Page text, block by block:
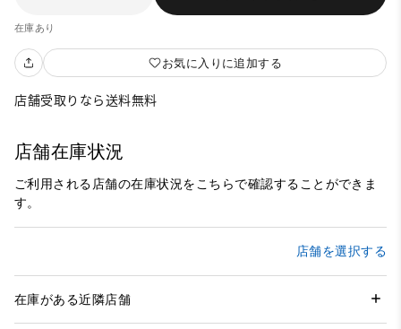
在庫あり
お気に入りに追加する
店舗受取りなら送料無料
店舗在庫状況
ご利用される店舗の在庫状況をこちらで確認することができま
す。
店舗を選択する
在庫がある近隣店舗